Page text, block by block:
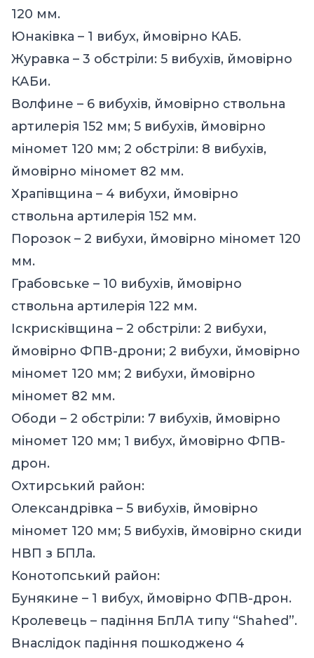
120 мм.
Юнаківка – 1 вибух, ймовірно КАБ.
Журавка – 3 обстріли: 5 вибухів, ймовірно
КАБи.
Волфине – 6 вибухів, ймовірно ствольна
артилерія 152 мм; 5 вибухів, ймовірно
міномет 120 мм; 2 обстріли: 8 вибухів,
ймовірно міномет 82 мм.
Храпівщина – 4 вибухи, ймовірно
ствольна артилерія 152 мм.
Порозок – 2 вибухи, ймовірно міномет 120
мм.
Грабовське – 10 вибухів, ймовірно
ствольна артилерія 122 мм.
Іскрисківщина – 2 обстріли: 2 вибухи,
ймовірно ФПВ-дрони; 2 вибухи, ймовірно
міномет 120 мм; 2 вибухи, ймовірно
міномет 82 мм.
Ободи – 2 обстріли: 7 вибухів, ймовірно
міномет 120 мм; 1 вибух, ймовірно ФПВ-
дрон.
Охтирський район:
Олександрівка – 5 вибухів, ймовірно
міномет 120 мм; 5 вибухів, ймовірно скиди
НВП з БПЛа.
Конотопський район:
Бунякине – 1 вибух, ймовірно ФПВ-дрон.
Кролевець – падіння БпЛА типу “Shahed”.
Внаслідок падіння пошкоджено 4